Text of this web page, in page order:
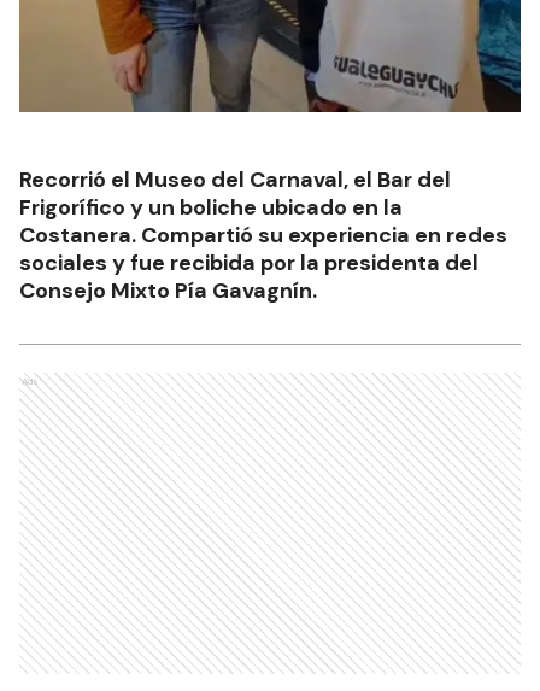
Recorrió el Museo del Carnaval, el Bar del
Frigorífico y un boliche ubicado en la
Costanera. Compartió su experiencia en redes
sociales y fue recibida por la presidenta del
Consejo Mixto Pía Gavagnín.
Ads